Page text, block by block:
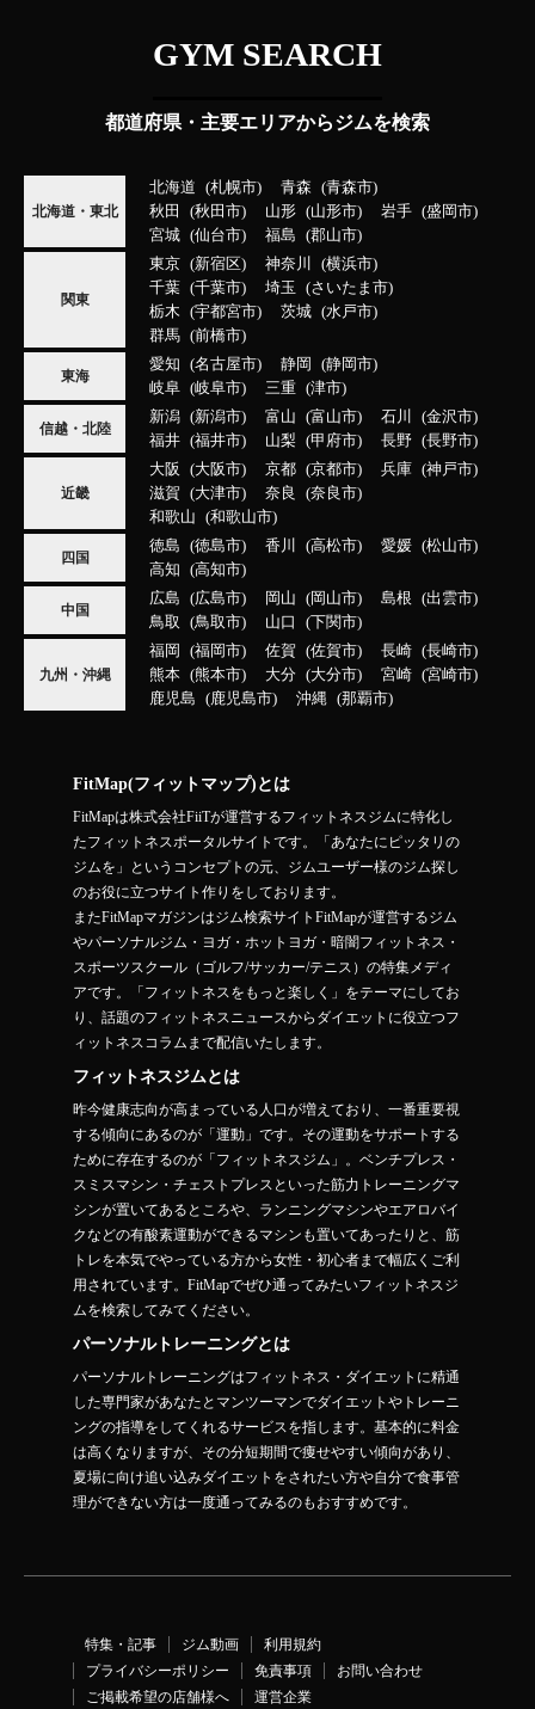
GYM SEARCH
都道府県・主要エリアからジムを検索
北海道・東北
北海道 札幌市 青森
青森市
秋田
秋田市 山形 山形市 岩手
盛岡市
宮城
仙台市 福島 郡山市
関東
東京 新宿区 神奈川
横浜市
千葉
千葉市 埼玉
さいたま市
栃木
宇都宮市 茨城
水戸市
群馬
前橋市
東海
愛知 名古屋市 静岡
静岡市
岐阜
岐阜市 三重 津市
信越・北陸
新潟 新潟市 富山 富山市 石川
金沢市
福井
福井市 山梨 甲府市 長野 長野市
近畿
大阪 大阪市 京都 京都市 兵庫
神戸市
滋賀
大津市 奈良
奈良市
和歌山
和歌山市
四国
徳島 徳島市 香川 高松市 愛媛
松山市
高知
高知市
中国
広島 広島市 岡山 岡山市 島根
出雲市
鳥取
鳥取市 山口 下関市
九州・沖縄
福岡 福岡市 佐賀 佐賀市 長崎
長崎市
熊本
熊本市 大分 大分市 宮崎
宮崎市
鹿児島
鹿児島市 沖縄 那覇市
FitMap(フィットマップ)とは
FitMapは株式会社FiiTが運営するフィットネスジムに特化し
たフィットネスポータルサイトです。「あなたにピッタリの
ジムを」というコンセプトの元、ジムユーザー様のジム探し
のお役に立つサイト作りをしております。
またFitMapマガジンはジム検索サイトFitMapが運営するジム
やパーソナルジム・ヨガ・ホットヨガ・暗闇フィットネス・
スポーツスクール（ゴルフ/サッカー/テニス）の特集メディ
アです。「フィットネスをもっと楽しく」をテーマにしてお
り、話題のフィットネスニュースからダイエットに役立つフ
ィットネスコラムまで配信いたします。
フィットネスジムとは
昨今健康志向が高まっている人口が増えており、一番重要視
する傾向にあるのが「運動」です。その運動をサポートする
ために存在するのが「フィットネスジム」。ベンチプレス・
スミスマシン・チェストプレスといった筋力トレーニングマ
シンが置いてあるところや、ランニングマシンやエアロバイ
クなどの有酸素運動ができるマシンも置いてあったりと、筋
トレを本気でやっている方から女性・初心者まで幅広くご利
用されています。FitMapでぜひ通ってみたいフィットネスジ
ムを検索してみてください。
パーソナルトレーニングとは
パーソナルトレーニングはフィットネス・ダイエットに精通
した専門家があなたとマンツーマンでダイエットやトレーニ
ングの指導をしてくれるサービスを指します。基本的に料金
は高くなりますが、その分短期間で痩せやすい傾向があり、
夏場に向け追い込みダイエットをされたい方や自分で食事管
理ができない方は一度通ってみるのもおすすめです。
特集・記事 ジム動画
利用規約
プライバシーポリシー
免責事項
お問い合わせ
ご掲載希望の店舗様へ
運営企業